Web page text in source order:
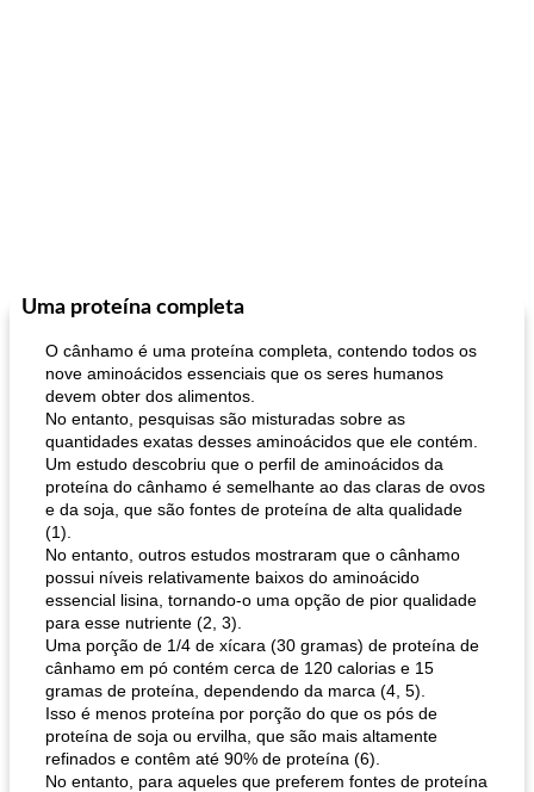
Uma proteína completa
O cânhamo é uma proteína completa, contendo todos os
nove aminoácidos essenciais que os seres humanos
devem obter dos alimentos.
No entanto, pesquisas são misturadas sobre as
quantidades exatas desses aminoácidos que ele contém.
Um estudo descobriu que o perfil de aminoácidos da
proteína do cânhamo é semelhante ao das claras de ovos
e da soja, que são fontes de proteína de alta qualidade
(1).
No entanto, outros estudos mostraram que o cânhamo
possui níveis relativamente baixos do aminoácido
essencial lisina, tornando-o uma opção de pior qualidade
para esse nutriente (2, 3).
Uma porção de 1/4 de xícara (30 gramas) de proteína de
cânhamo em pó contém cerca de 120 calorias e 15
gramas de proteína, dependendo da marca (4, 5).
Isso é menos proteína por porção do que os pós de
proteína de soja ou ervilha, que são mais altamente
refinados e contêm até 90% de proteína (6).
No entanto, para aqueles que preferem fontes de proteína